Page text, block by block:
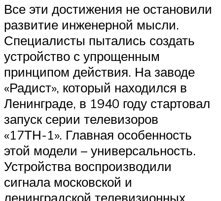
Все эти достижения не остановили
развитие инженерной мысли.
Специалисты пытались создать
устройство с упрощенным
принципом действия. На заводе
«Радист», который находился в
Ленинграде, в 1940 году стартовал
запуск серии телевизоров
«17ТН-1». Главная особенность
этой модели – универсальность.
Устройства воспроизводили
сигнала московской и
ленинградской телевизионных